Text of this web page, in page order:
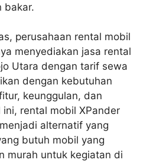
bakar.
perusahaan rental mobil
menyediakan jasa rental
Utara dengan tarif sewa
dengan kebutuhan
keunggulan, dan
rental mobil XPander
alternatif yang
butuh mobil yang
murah untuk kegiatan di